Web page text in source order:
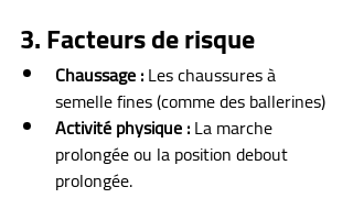
3. Facteurs de risque
Chaussage : Les chaussures à
semelle fines (comme des ballerines)
Activité physique : La marche
prolongée ou la position debout
prolongée.